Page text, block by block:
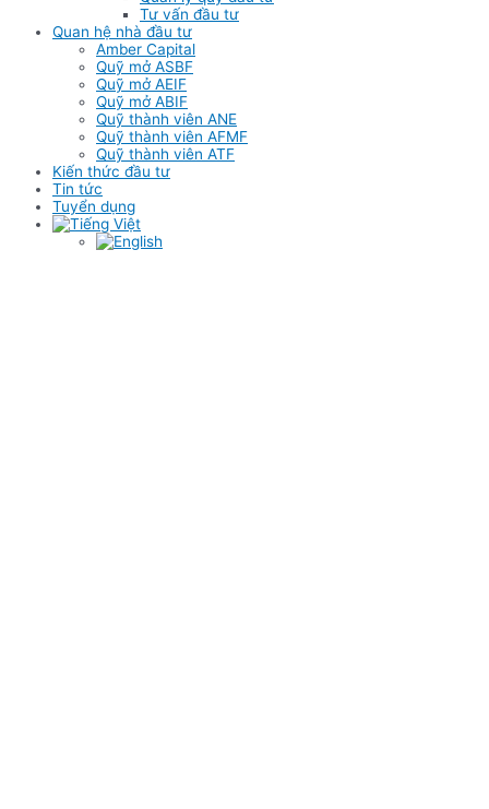
Tư vấn đầu tư
Quan hệ nhà đầu tư
Amber Capital
Quỹ mở ASBF
Quỹ mở AEIF
Quỹ mở ABIF
Quỹ thành viên ANE
Quỹ thành viên AFMF
Quỹ thành viên ATF
Kiến thức đầu tư
Tin tức
Tuyển dụng